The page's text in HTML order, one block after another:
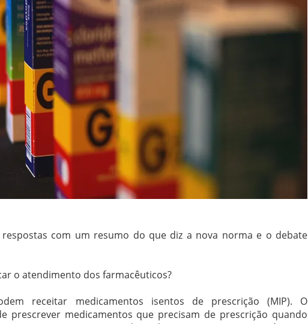
com um resumo do que diz a nova norma e o debate
o atendimento dos farmacêuticos?
receitar medicamentos isentos de prescrição (MIP). O
prescrever medicamentos que precisam de prescrição quando